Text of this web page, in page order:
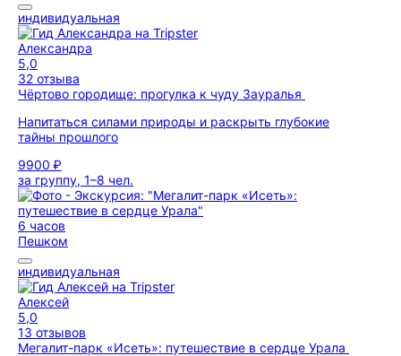
индивидуальная
Александра
5,0
32 отзыва
Чёртово городище: прогулка к чуду Зауралья
Напитаться силами природы и раскрыть глубокие
тайны прошлого
9900 ₽
за группу, 1–8 чел.
6 часов
Пешком
индивидуальная
Алексей
5,0
13 отзывов
Мегалит-парк «Исеть»: путешествие в сердце Урала